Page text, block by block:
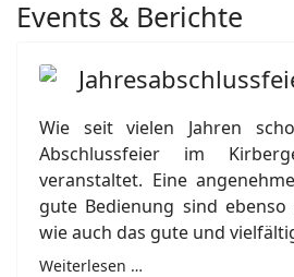
Events & Berichte
Wie seit vielen Jahren
Abschlussfeier im
veranstaltet. Eine
gute Bedienung sind ebenso
wie auch das gute und
Weiterlesen …